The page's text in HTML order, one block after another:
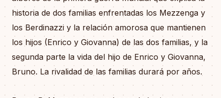
historia de dos familias enfrentadas los Mezzenga y
los Berdinazzi y la relación amorosa que mantienen
los hijos (Enrico y Giovanna) de las dos familias, y la
segunda parte la vida del hijo de Enrico y Giovanna,
Bruno. La rivalidad de las familias durará por años.